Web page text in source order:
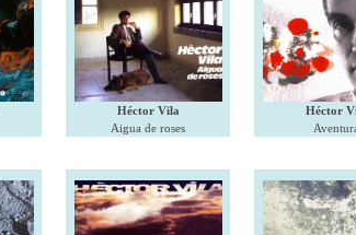
Héctor Vila
Aigua de roses
Héctor